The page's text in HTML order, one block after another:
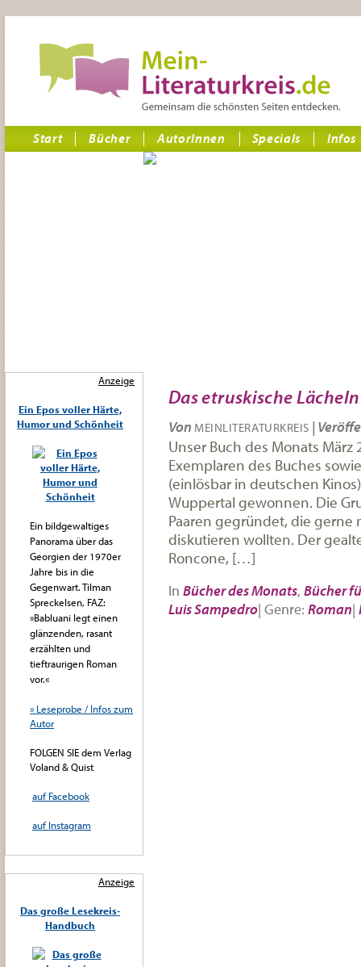
Start Bücher AutorInnen Specials Infos
Das etruskische Lächeln
Von MEINLITERATURKREIS |
Unser Buch des Monats
Exemplaren des Buches
(einlösbar in deutschen
Wuppertal gewonnen. Die
Paaren gegründet, die gerne
diskutieren wollten. Der
Roncone, […]
In Bücher des Monats, Bücher
Luis Sampedro| Genre: Roman|
Anzeige
Ein Epos voller Härte,
Humor und Schönheit
Ein bildgewaltiges
Panorama über das
Georgien der 1970er
Jahre bis in die
Gegenwart. Tilman
Spreckelsen, FAZ:
»Babluani legt einen
glänzenden, rasant
erzählten und
tieftraurigen Roman
vor.«
» Leseprobe / Infos zum
Autor
FOLGEN SIE dem Verlag
Voland & Quist
auf Facebook
auf Instagram
Anzeige
Das große Lesekreis-
Handbuch